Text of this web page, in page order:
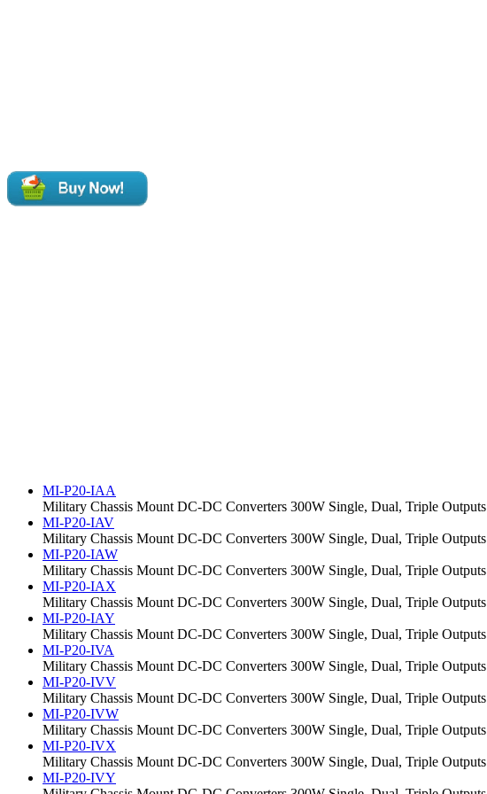
MI-P20-IAA
Military Chassis Mount DC-DC Converters 300W Single, Dual, Triple Outputs
MI-P20-IAV
Military Chassis Mount DC-DC Converters 300W Single, Dual, Triple Outputs
MI-P20-IAW
Military Chassis Mount DC-DC Converters 300W Single, Dual, Triple Outputs
MI-P20-IAX
Military Chassis Mount DC-DC Converters 300W Single, Dual, Triple Outputs
MI-P20-IAY
Military Chassis Mount DC-DC Converters 300W Single, Dual, Triple Outputs
MI-P20-IVA
Military Chassis Mount DC-DC Converters 300W Single, Dual, Triple Outputs
MI-P20-IVV
Military Chassis Mount DC-DC Converters 300W Single, Dual, Triple Outputs
MI-P20-IVW
Military Chassis Mount DC-DC Converters 300W Single, Dual, Triple Outputs
MI-P20-IVX
Military Chassis Mount DC-DC Converters 300W Single, Dual, Triple Outputs
MI-P20-IVY